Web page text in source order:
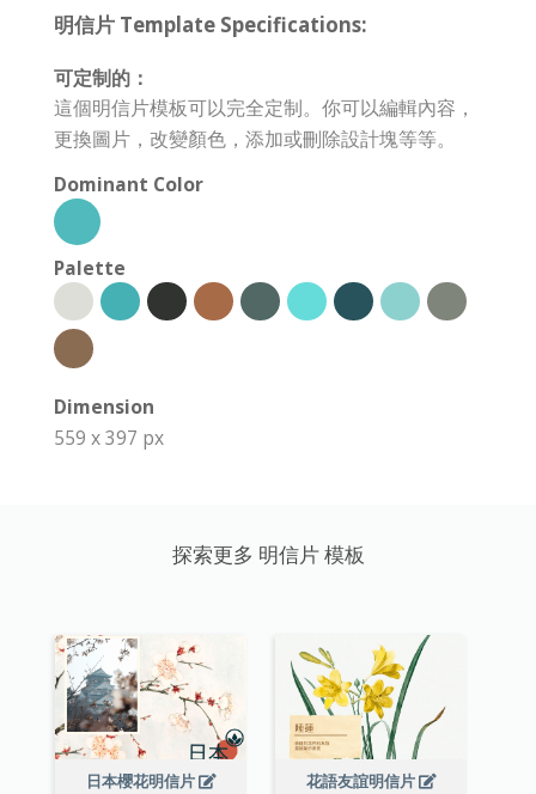
明信片 Template Specifications:
可定制的：
這個明信片模板可以完全定制。你可以編輯內容，
更換圖片，改變顏色，添加或刪除設計塊等等。
Dominant Color
Palette
Dimension
559 x 397 px
探索更多 明信片 模板
日本櫻花明信片 花語友誼明信片